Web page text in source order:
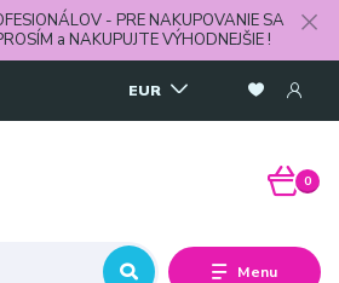
- PRE NAKUPOVANIE SA
a NAKUPUJTE VÝHODNEJŠIE !
Menu
EUR
0